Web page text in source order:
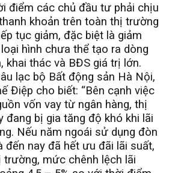
điểm các chủ đầu tư phải chịu
khoản trên toàn thị trường
tục giảm, đặc biệt là giảm
hình chưa thể tạo ra dòng
khai thác và BĐS giá trị lớn.
lạc bộ Bất động sản Hà Nội,
Điệp cho biết: “Bên cạnh việc
vốn vay từ ngân hàng, thị
đang bị gia tăng độ khó khi lãi
Nếu năm ngoái sử dụng đòn
đến nay đã hết ưu đãi lãi suất,
mức chênh lệch lãi